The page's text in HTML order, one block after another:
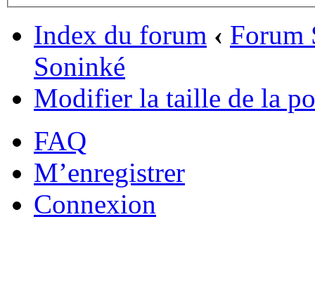
Index du forum ‹ Forum
Soninké
Modifier la taille de la
FAQ
M’enregistrer
Connexion